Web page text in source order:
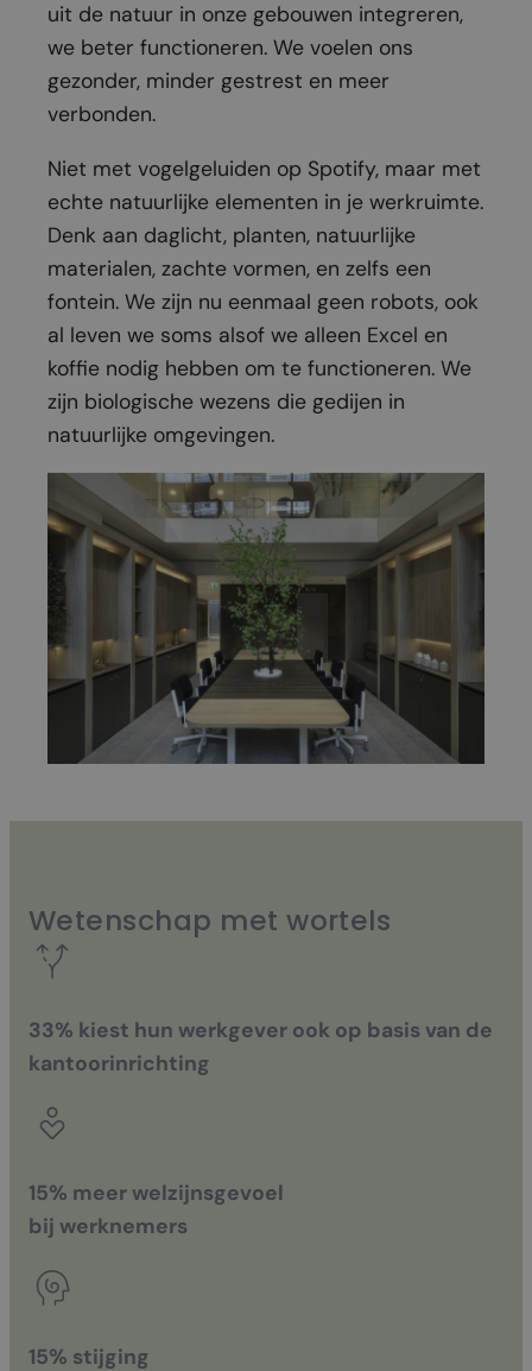
uit de natuur in onze gebouwen integreren,
we beter functioneren. We voelen ons
gezonder, minder gestrest en meer
verbonden.
Niet met vogelgeluiden op Spotify, maar met
echte natuurlijke elementen in je werkruimte.
Denk aan daglicht, planten, natuurlijke
materialen, zachte vormen, en zelfs een
fontein. We zijn nu eenmaal geen robots, ook
al leven we soms alsof we alleen Excel en
koffie nodig hebben om te functioneren. We
zijn biologische wezens die gedijen in
natuurlijke omgevingen.
Wetenschap met wortels
33% kiest hun werkgever ook op basis van de
kantoorinrichting
15% meer welzijnsgevoel
bij werknemers
15% stijging